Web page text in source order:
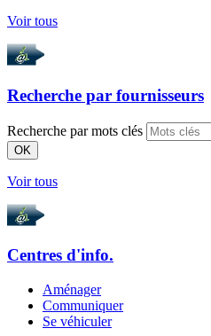
Voir tous
Recherche par fournisseurs
Recherche par mots clés
OK
Voir tous
Centres d'info.
Aménager
Communiquer
Se véhiculer